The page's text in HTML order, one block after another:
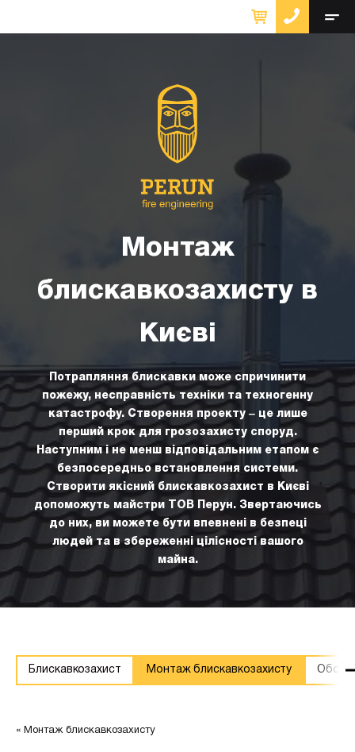
Монтаж
блискавкозахисту в
Києві
Потрапляння блискавки може спричинити
пожежу, несправність техніки та техногенну
катастрофу. Створення проекту ‒ це лише
перший крок для грозозахисту споруд.
Наступним і не менш відповідальним етапом є
безпосередньо встановлення системи.
Створити якісний блискавкозахист в Києві
допоможуть майстри ТОВ Перун. Звертаючись
до них, ви можете бути впевнені в безпеці
людей та в збереженні цілісності вашого
майна.
Блискавкозахист Монтаж блискавкозахисту
Монтаж блискавкозахисту